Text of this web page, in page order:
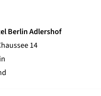
Berlin Adlershof
14